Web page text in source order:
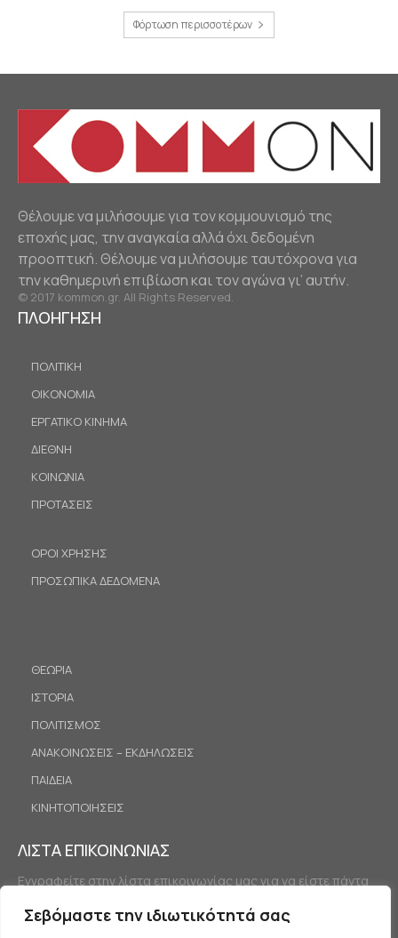
Σεβόμαστε την ιδιωτικότητά σας
Φόρτωση περισσοτέρων
Θέλουμε να μιλήσουμε για τον κομμουνισμό της
εποχής μας, την αναγκαία αλλά όχι δεδομένη
προοπτική. Θέλουμε να μιλήσουμε ταυτόχρονα για
την καθημερινή επιβίωση και τον αγώνα γι’ αυτήν.
© 2017 kommon.gr. All Rights Reserved.
ΠΛΟΗΓΗΣΗ
ΠΟΛΙΤΙΚΗ
ΟΙΚΟΝΟΜΙΑ
ΕΡΓΑΤΙΚΟ ΚΙΝΗΜΑ
ΔΙΕΘΝΗ
ΚΟΙΝΩΝΙΑ
ΠΡΟΤΑΣΕΙΣ
ΟΡΟΙ ΧΡΗΣΗΣ
ΠΡΟΣΩΠΙΚΑ ΔΕΔΟΜΕΝΑ
ΘΕΩΡΙΑ
ΙΣΤΟΡΙΑ
ΠΟΛΙΤΙΣΜΟΣ
ΑΝΑΚΟΙΝΩΣΕΙΣ – ΕΚΔΗΛΩΣΕΙΣ
ΠΑΙΔΕΙΑ
ΚΙΝΗΤΟΠΟΙΗΣΕΙΣ
ΛΙΣΤΑ ΕΠΙΚΟΙΝΩΝΙΑΣ
Εγγραφείτε στην λίστα επικοινωνίας μας για να είστε πάντα